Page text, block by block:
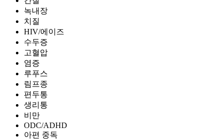
녹내장
치질
HIV/에이즈
수두증
고혈압
염증
루푸스
림프종
편두통
생리통
비만
ODC/ADHD
아편 중독